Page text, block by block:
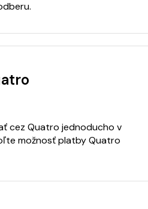
cez Quatro jednoducho v
možnosť platby Quatro